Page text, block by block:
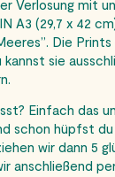
Verlosung mit
A3 (29,7 x 42
Die
sie
Einfach das
schon hüpfst
wir dann 5
anschließend